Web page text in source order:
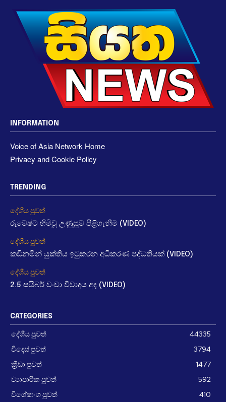
INFORMATION
Voice of Asia Network Home
Privacy and Cookie Policy
TRENDING
දේශීය පුවත්
රුමේෂ්ට හිමිවූ උණුසුම් පිළිගැනීම (VIDEO)
දේශීය පුවත්
කඩිනමින් යුක්තිය ඉටුකරන අධිකරණ පද්ධතියක් (VIDEO)
දේශීය පුවත්
2.5 සයිබර් වංචා විවාදය අද (VIDEO)
CATEGORIES
දේශීය පුවත්
44335
විදෙස් පුවත්
3794
ක්‍රීඩා පුවත්
1477
ව්‍යාපාරික පුවත්
592
විශේෂාංග පුවත්
410